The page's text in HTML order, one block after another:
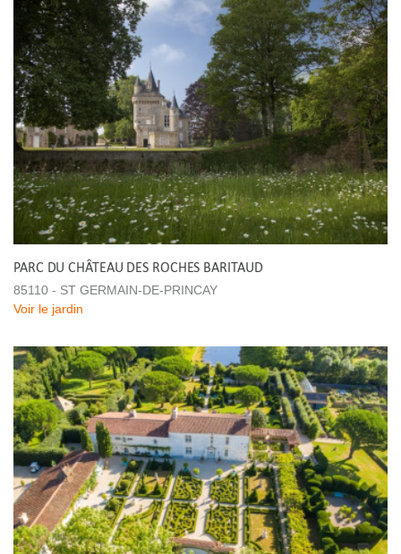
PARC DU CHÂTEAU DES ROCHES BARITAUD
85110 - ST GERMAIN-DE-PRINCAY
Voir le jardin